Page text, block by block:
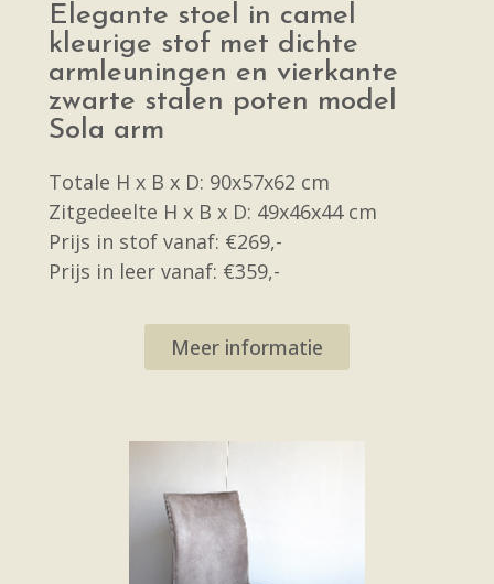
Elegante stoel in camel
kleurige stof met dichte
armleuningen en vierkante
zwarte stalen poten model
Sola arm
Totale H x B x D: 90x57x62 cm
Zitgedeelte H x B x D: 49x46x44 cm
Prijs in stof vanaf: €269,-
Prijs in leer vanaf: €359,-
Meer informatie